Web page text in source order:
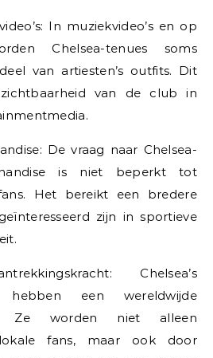
In muziekvideo’s en op
Chelsea-tenues soms
van artiesten’s outfits. Dit
van de club in
De vraag naar Chelsea-
is niet beperkt tot
Het bereikt een bredere
zijn in sportieve
Chelsea’s
hebben een wereldwijde
Ze worden niet alleen
fans, maar ook door